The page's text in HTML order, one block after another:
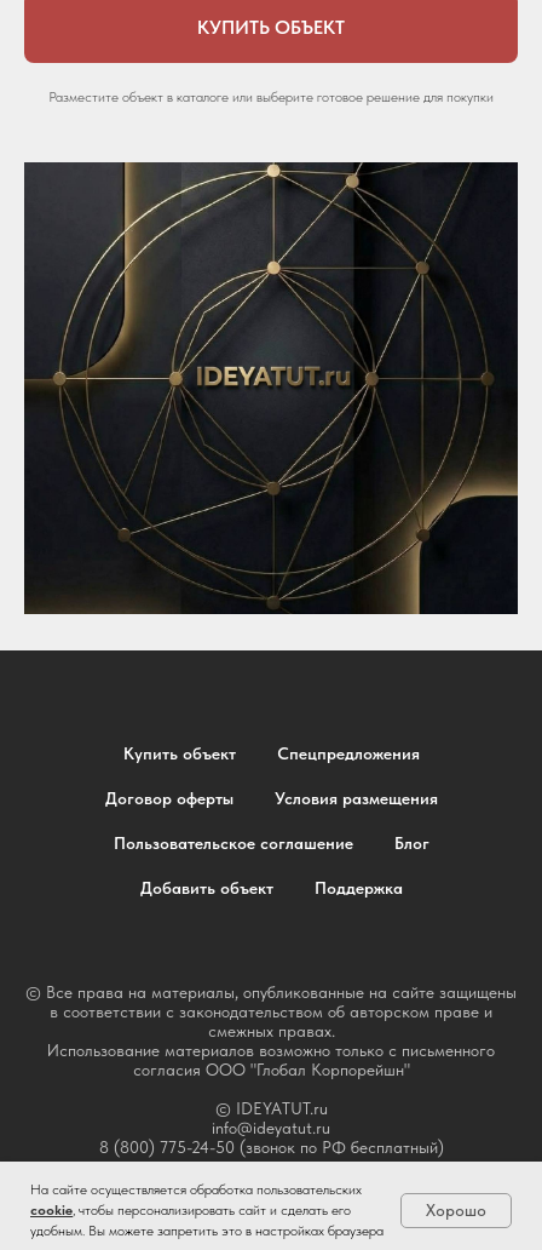
КУПИТЬ ОБЪЕКТ
Разместите объект в каталоге или выберите готовое решение для покупки
На сайте осуществляется обработка пользовательских
cookie, чтобы персонализировать сайт и сделать его
удобным. Вы можете запретить это в настройках браузера
Хорошо
Купить объект Спецпредложения
Договор оферты Условия размещения
Пользовательское соглашение Блог
Добавить объект Поддержка
© Все права на материалы, опубликованные на сайте защищены
в соответствии с законодательством об авторском праве и
смежных правах.
Использование материалов возможно только с письменного
согласия ООО "Глобал Корпорейшн"
© IDEYATUT.ru
info@ideyatut.ru
8 (800) 775-24-50 (звонок по РФ бесплатный)